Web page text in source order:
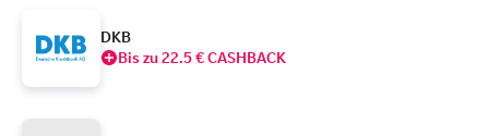
DKB
Bis zu 22.5 € CASHBACK